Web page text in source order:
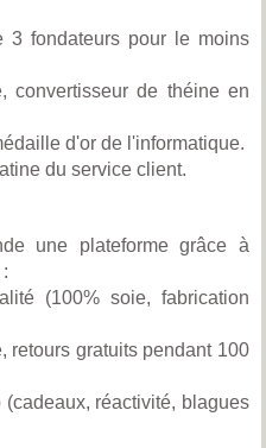
3 fondateurs pour le moins
convertisseur de théine en
d'or de l'informatique.
du service client.
une plateforme grâce à
(100% soie, fabrication
retours gratuits pendant 100
réactivité, blagues